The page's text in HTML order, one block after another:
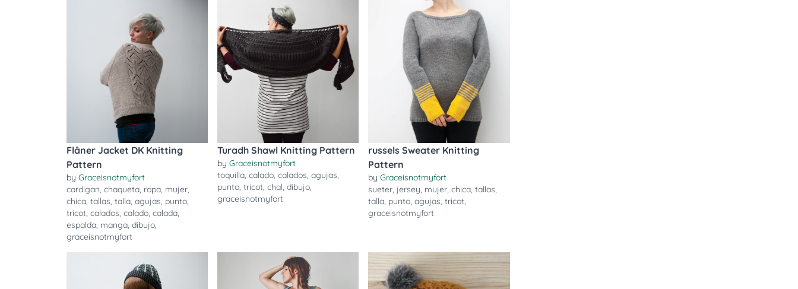
Flâner Jacket DK Knitting
Pattern
by Graceisnotmyfort
cardigan, chaqueta, ropa, mujer,
chica, tallas, talla, agujas, punto,
tricot, calados, calado, calada,
espalda, manga, dibujo,
graceisnotmyfort
Turadh Shawl Knitting Pattern
byGraceisnotmyfort
toquilla,calado,calados,agujas,
punto,tricot,chal,dibujo,
graceisnotmyfort
russels Sweater Knitting
Pattern
byGraceisnotmyfort
sueter, jersey, mujer,chica,tallas,
talla, punto,agujas,tricot,
graceisnotmyfort